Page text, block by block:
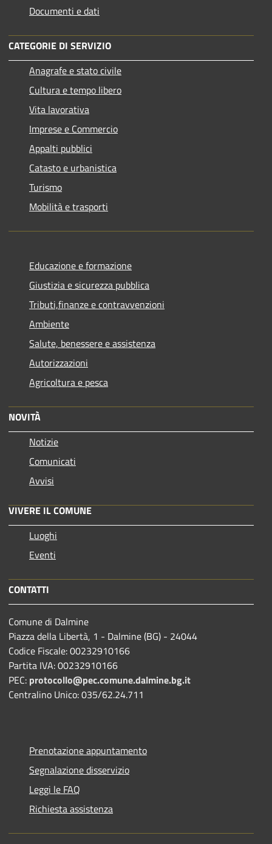
Documenti e dati
CATEGORIE DI SERVIZIO
Anagrafe e stato civile
Cultura e tempo libero
Vita lavorativa
Imprese e Commercio
Appalti pubblici
Catasto e urbanistica
Turismo
Mobilità e trasporti
Educazione e formazione
Giustizia e sicurezza pubblica
Tributi,finanze e contravvenzioni
Ambiente
Salute, benessere e assistenza
Autorizzazioni
Agricoltura e pesca
NOVITÀ
Notizie
Comunicati
Avvisi
VIVERE IL COMUNE
Luoghi
Eventi
CONTATTI
Comune di Dalmine
Piazza della Libertà, 1 - Dalmine (BG) - 24044
Codice Fiscale: 00232910166
Partita IVA: 00232910166
PEC: protocollo@pec.comune.dalmine.bg.it
Centralino Unico: 035/62.24.711
Prenotazione appuntamento
Segnalazione disservizio
Leggi le FAQ
Richiesta assistenza